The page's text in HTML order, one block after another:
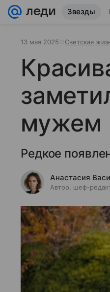
Звезды
13 мая 2025 Светская
мужем
Редкое
Анастасия
Автор, шеф-